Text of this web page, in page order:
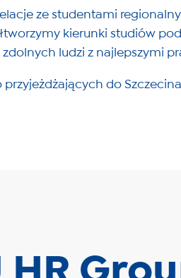
ze studentami
kierunki studiów
zdolnych ludzi z najlepszymi
przyjeżdżających do